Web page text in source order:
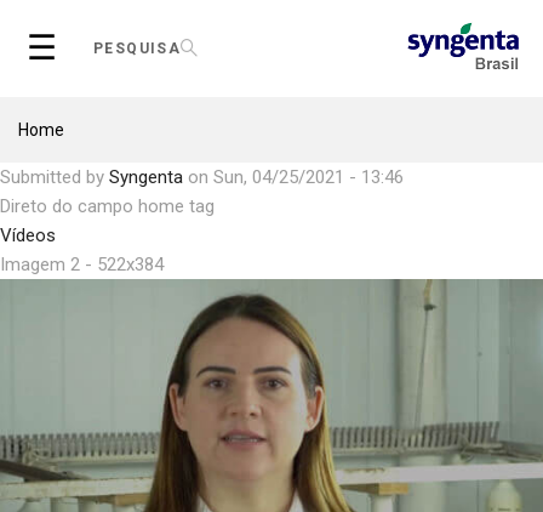
☰ PESQUISA
Breadcrumb
Home
Submitted by Syngenta on Sun, 04/25/2021 - 13:46
Direto do campo home tag
Vídeos
Imagem 2 - 522x384